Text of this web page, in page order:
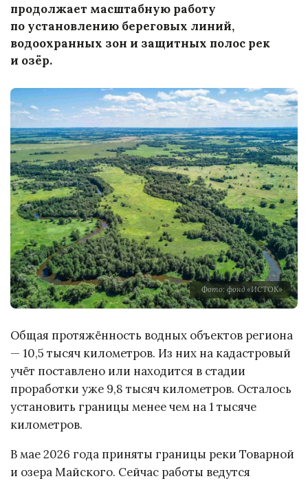
продолжает масштабную работу
по установлению береговых линий,
водоохранных зон и защитных полос рек
и озёр.
Фото: фонд «ИСТОК»
Общая протяжённость водных объектов региона
— 10,5 тысяч километров. Из них на кадастровый
учёт поставлено или находится в стадии
проработки уже 9,8 тысяч километров. Осталось
установить границы менее чем на 1 тысяче
километров.
В мае 2026 года приняты границы реки Товарной
и озера Майского. Сейчас работы ведутся